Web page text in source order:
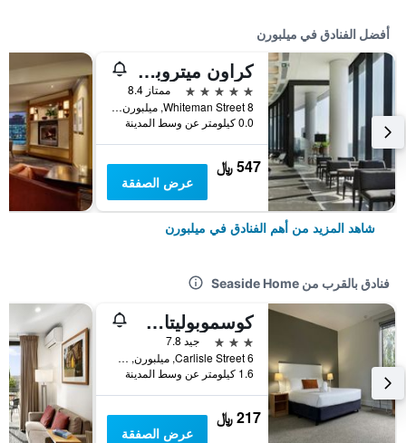
أفضل الفنادق في ميلبورن
كراون ميتروبول ملبورن
5 نجوم
ممتاز 8.4
8 Whiteman Street, ميلبورن, VIC, أستراليا
0.0 كيلومتر عن وسط المدينة
547 ﷼
عرض الصفقة
شاهد المزيد من أهم الفنادق في ميلبورن
فنادق بالقرب من Seaside Home
كوسموبوليتان هوتل آند أبارتمنتس
3 نجوم
جيد 7.8
6 Carlisle Street, ميلبورن, VIC, أستراليا
1.6 كيلومتر عن وسط المدينة
217 ﷼
عرض الصفقة